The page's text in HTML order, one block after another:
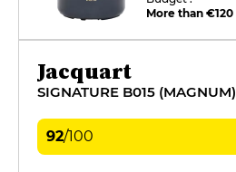
More than €120
Jacquart
SIGNATURE B015 (MAGNUM)
92/100